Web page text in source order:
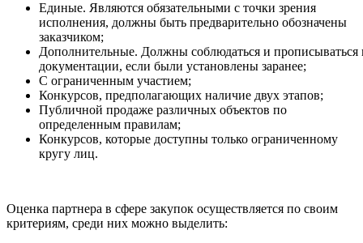
Единые. Являются обязательными с точки зрения
исполнения, должны быть предварительно обозначены
заказчиком;
Дополнительные. Должны соблюдаться и прописываться
документации, если были установлены заранее;
С ограниченным участием;
Конкурсов, предполагающих наличие двух этапов;
Публичной продаже различных объектов по
определенным правилам;
Конкурсов, которые доступны только ограниченному
кругу лиц.
Оценка партнера в сфере закупок осуществляется по своим
критериям, среди них можно выделить: